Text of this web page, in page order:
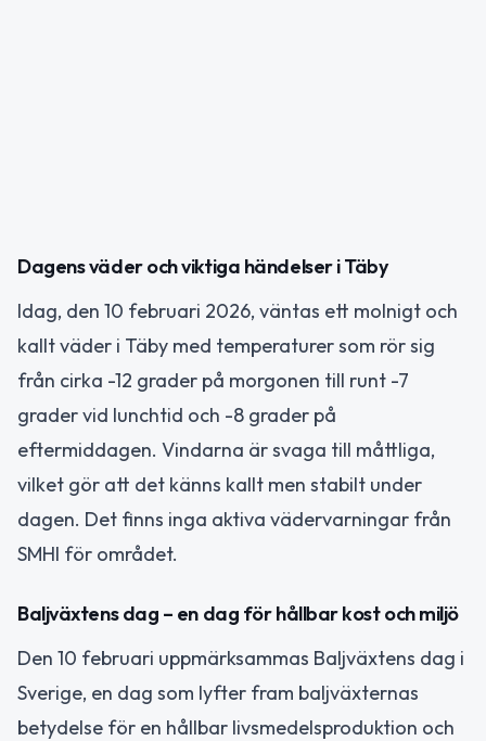
Dagens väder och viktiga händelser i Täby
Idag, den 10 februari 2026, väntas ett molnigt och
kallt väder i Täby med temperaturer som rör sig
från cirka -12 grader på morgonen till runt -7
grader vid lunchtid och -8 grader på
eftermiddagen. Vindarna är svaga till måttliga,
vilket gör att det känns kallt men stabilt under
dagen. Det finns inga aktiva vädervarningar från
SMHI för området.
Baljväxtens dag – en dag för hållbar kost och miljö
Den 10 februari uppmärksammas Baljväxtens dag i
Sverige, en dag som lyfter fram baljväxternas
betydelse för en hållbar livsmedelsproduktion och